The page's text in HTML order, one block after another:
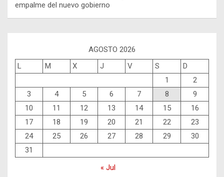
empalme del nuevo gobierno
AGOSTO 2026
L
M X J V S
D
1
2
3
4 5 6 7 8
9
10
11 12 13 14 15
16
17
18 19 20 21 22
23
24
25 26 27 28 29
30
31
« Jul